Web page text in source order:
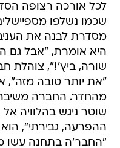
לכל אורכה רצופה
שכמו נשלפו
מסדרת לבנה את
היא אומרת, "אבל גם
שורה, ביץ'!", צוהלת
"את יותר טובה מזה",
מהחדר. החברה
שוטר ניגש בהלוויה
ההפרעה, גבירתי",
"החבר'ה בתחנה עשו